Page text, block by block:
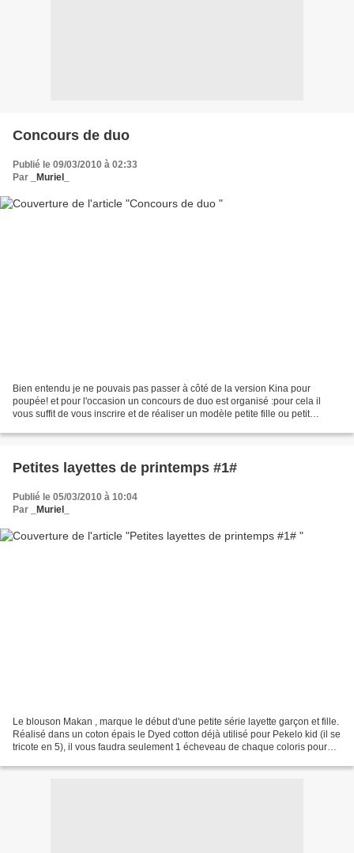
Concours de duo
Publié le 09/03/2010 à 02:33
Par
_Muriel_
Bien entendu je ne pouvais pas passer à côté de la version Kina pour
poupée! et pour l'occasion un concours de duo est organisé :pour cela il
vous suffit de vous inscrire et de réaliser un modèle petite fille ou petit
Petites layettes de printemps #1#
Publié le 05/03/2010 à 10:04
Par
_Muriel_
Le blouson Makan , marque le début d'une petite série layette garçon et fille.
Réalisé dans un coton épais le Dyed cotton déjà utilisé pour Pekelo kid (il se
tricote en 5), il vous faudra seulement 1 écheveau de chaque coloris pour